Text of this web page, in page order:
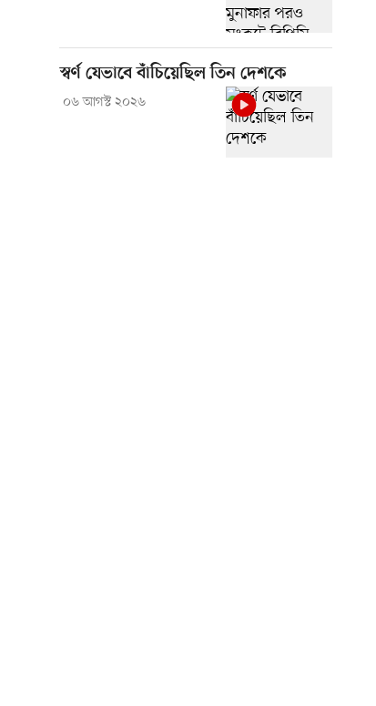
স্বর্ণ যেভাবে বাঁচিয়েছিল তিন দেশকে
০৬ আগস্ট ২০২৬